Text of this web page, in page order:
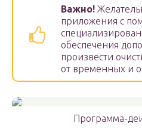
Важно!
приложения с
обеспечения
произвести
от временных и
Программа-